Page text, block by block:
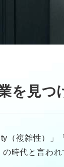
を見つ
（複雑性）」
時代と言われ